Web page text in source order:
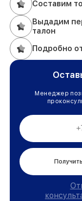
Составим
Выдадим
талон
Подробно
Менеджер